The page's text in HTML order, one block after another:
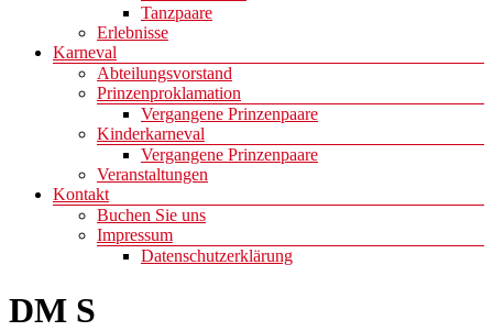
Tanzpaare
Erlebnisse
Karneval
Abteilungsvorstand
Prinzenproklamation
Vergangene Prinzenpaare
Kinderkarneval
Vergangene Prinzenpaare
Veranstaltungen
Kontakt
Buchen Sie uns
Impressum
Datenschutzerklärung
DM S